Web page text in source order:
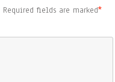
Required fields are marked*